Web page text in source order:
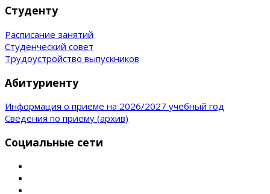
Студенту
Расписание занятий
Студенческий совет
Трудоустройство выпускников
Абитуриенту
Информация о приеме на 2026/2027 учебный год
Сведения по приему (архив)
Социальные сети